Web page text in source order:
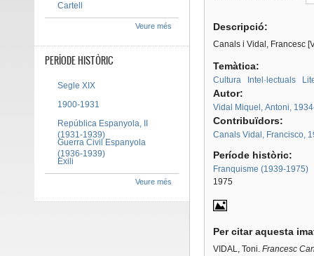
Descripció:
Canals i Vidal, Francesc
Temàtica:
Cultura Intel·lectuals
Autor:
Vidal Miquel, Antoni,
Contribuïdors:
Canals Vidal, Francisco,
Període històric:
Franquisme (1939-1975)
1975
Per citar aquesta
VIDAL, Toni.Francesc
Cartell
Veure més
PERÍODE HISTÒRIC
Segle XIX
1900-1931
República Espanyola, II
(1931-1939)
Guerra Civil Espanyola
(1936-1939)
Exili
Veure més